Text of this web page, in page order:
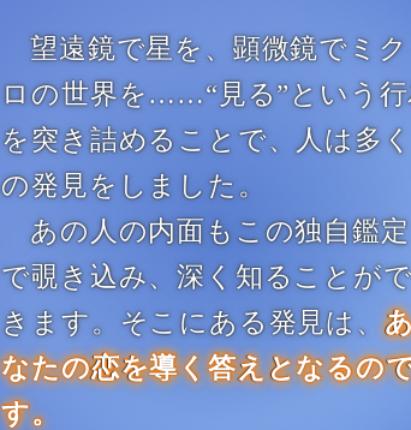
望遠鏡で星を、顕微鏡でミク
ロの世界を……“見る”という行
を突き詰めることで、人は多く
の発見をしました。
あの人の内面もこの独自鑑定
で覗き込み、深く知ることが
きます。そこにある発見は、
なたの恋を導く答えとなるの
す。